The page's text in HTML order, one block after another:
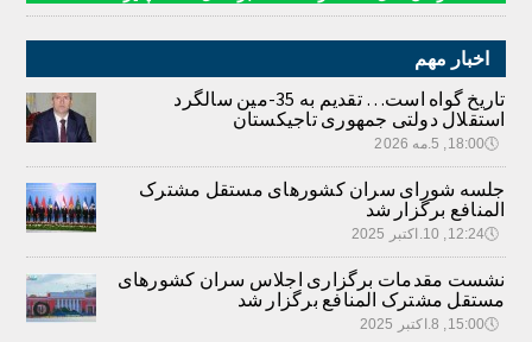
اخبار مهم
تاریخ گواه است… تقدیم به 35-مین سالگرد
استقلال دولتی جمهوری تاجیکستان
🕔18:00, 5.مه 2026
جلسه شورای سران کشورهای مستقل مشترک
المنافع برگزار شد
🕔12:24, 10.اکتبر 2025
نشست مقدمات برگزاری اجلاس سران کشورهای
مستقل مشترک المنافع برگزار شد
🕔15:00, 8.اکتبر 2025